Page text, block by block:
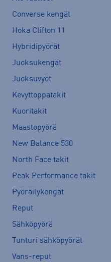
Converse kengät
Hoka Clifton 11
Hybridipyörät
Juoksukengät
Juoksuvyöt
Kevyttoppatakit
Kuoritakit
Maastopyörä
New Balance 530
North Face takit
Peak Performance takit
Pyöräilykengät
Reput
Sähköpyörä
Tunturi sähköpyörät
Vans-reput